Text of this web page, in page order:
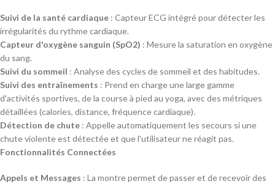
Suivi de la santé cardiaque : Capteur ECG intégré pour détecter les
irrégularités du rythme cardiaque.
Capteur d'oxygène sanguin (SpO2) : Mesure la saturation en oxygène
du sang.
Suivi du sommeil : Analyse des cycles de sommeil et des habitudes.
Suivi des entraînements : Prend en charge une large gamme
d'activités sportives, de la course à pied au yoga, avec des métriques
détaillées (calories, distance, fréquence cardiaque).
Détection de chute : Appelle automatiquement les secours si une
chute violente est détectée et que l'utilisateur ne réagit pas.
Fonctionnalités Connectées
Appels et Messages : La montre permet de passer et de recevoir des